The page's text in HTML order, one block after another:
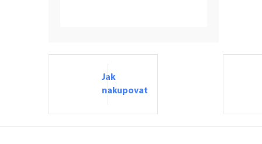
Jak
nakupovat